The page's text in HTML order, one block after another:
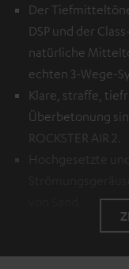
Der
DSP und der
natürliche
echten 3-Wege-
Klare, straffe,
Überbetonung
ROCKSTER AIR 2.
Hochgesetzte